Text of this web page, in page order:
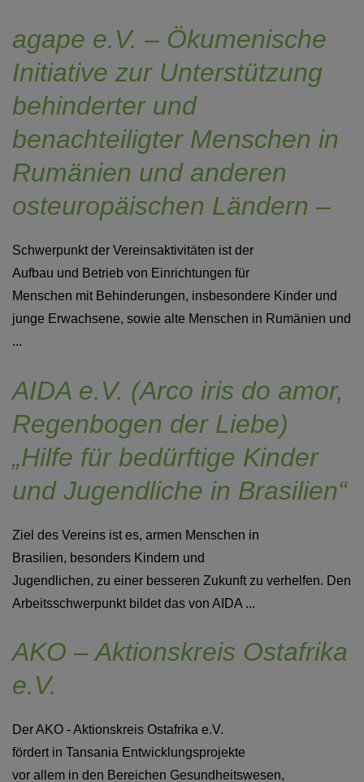
agape e.V. – Ökumenische
Initiative zur Unterstützung
behinderter und
benachteiligter Menschen in
Rumänien und anderen
osteuropäischen Ländern –
Schwerpunkt der Vereinsaktivitäten ist der
Aufbau und Betrieb von Einrichtungen für
Menschen mit Behinderungen, insbesondere Kinder und
junge Erwachsene, sowie alte Menschen in Rumänien und
...
AIDA e.V. (Arco iris do amor,
Regenbogen der Liebe)
„Hilfe für bedürftige Kinder
und Jugendliche in Brasilien“
Ziel des Vereins ist es, armen Menschen in
Brasilien, besonders Kindern und
Jugendlichen, zu einer besseren Zukunft zu verhelfen. Den
Arbeitsschwerpunkt bildet das von AIDA ...
AKO – Aktionskreis Ostafrika
e.V.
Der AKO - Aktionskreis Ostafrika e.V.
fördert in Tansania Entwicklungsprojekte
vor allem in den Bereichen Gesundheitswesen,